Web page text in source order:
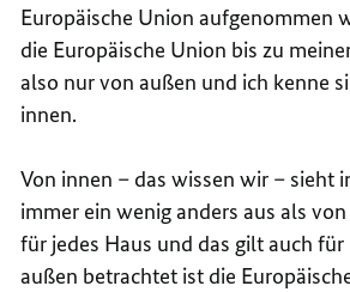
Europäische Union aufgenommen
die Europäische Union bis zu
also nur von außen und ich kenne
innen.
Von innen – das wissen wir – sieht
immer ein wenig anders aus als
für jedes Haus und das gilt auch für
außen betrachtet ist die